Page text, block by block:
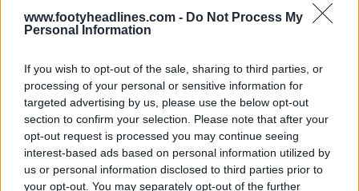
www.footyheadlines.com - Do Not Process My
Personal Information
If you wish to opt-out of the sale, sharing to third parties, or
processing of your personal or sensitive information for
targeted advertising by us, please use the below opt-out
section to confirm your selection. Please note that after your
opt-out request is processed you may continue seeing
interest-based ads based on personal information utilized by
us or personal information disclosed to third parties prior to
your opt-out. You may separately opt-out of the further
de Aficionados ha recomendado que se ofrezca a la
segunda fase también se realizará mediante una
encuesta independiente, cuyas fechas se anunciarán
más adelante.
Nuevo, viejo clásico 25-26 Logotipo del Ajax
- Publicado originalmente en 1928 y utilizado